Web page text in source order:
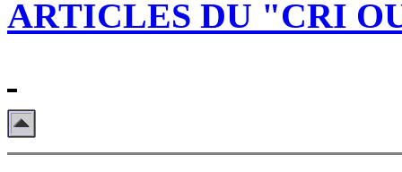
ARTICLES DU "CRI